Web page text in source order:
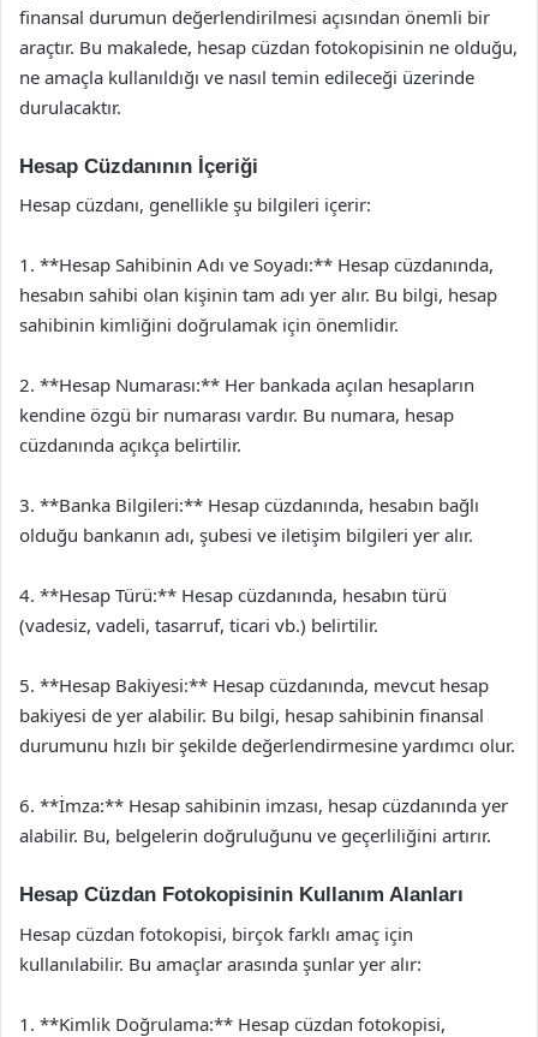
finansal durumun değerlendirilmesi açısından önemli bir
araçtır. Bu makalede, hesap cüzdan fotokopisinin ne olduğu,
ne amaçla kullanıldığı ve nasıl temin edileceği üzerinde
durulacaktır.
Hesap Cüzdanının İçeriği
Hesap cüzdanı, genellikle şu bilgileri içerir:
1. **Hesap Sahibinin Adı ve Soyadı:** Hesap cüzdanında,
hesabın sahibi olan kişinin tam adı yer alır. Bu bilgi, hesap
sahibinin kimliğini doğrulamak için önemlidir.
2. **Hesap Numarası:** Her bankada açılan hesapların
kendine özgü bir numarası vardır. Bu numara, hesap
cüzdanında açıkça belirtilir.
3. **Banka Bilgileri:** Hesap cüzdanında, hesabın bağlı
olduğu bankanın adı, şubesi ve iletişim bilgileri yer alır.
4. **Hesap Türü:** Hesap cüzdanında, hesabın türü
(vadesiz, vadeli, tasarruf, ticari vb.) belirtilir.
5. **Hesap Bakiyesi:** Hesap cüzdanında, mevcut hesap
bakiyesi de yer alabilir. Bu bilgi, hesap sahibinin finansal
durumunu hızlı bir şekilde değerlendirmesine yardımcı olur.
6. **İmza:** Hesap sahibinin imzası, hesap cüzdanında yer
alabilir. Bu, belgelerin doğruluğunu ve geçerliliğini artırır.
Hesap Cüzdan Fotokopisinin Kullanım Alanları
Hesap cüzdan fotokopisi, birçok farklı amaç için
kullanılabilir. Bu amaçlar arasında şunlar yer alır:
1. **Kimlik Doğrulama:** Hesap cüzdan fotokopisi,